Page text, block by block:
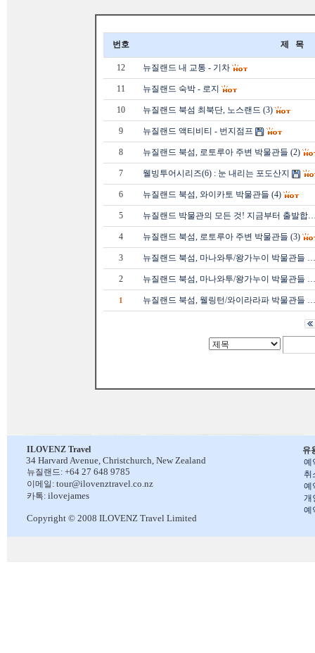
번호 제 목
12 뉴질랜드 내 교통 - 기차
11 뉴질랜드 숙박 - 로지
10 뉴질랜드 북섬 최북단, 노스랜드 (3)
9 뉴질랜드 액티비티 - 번지점프
8 뉴질랜드 북섬, 로토루아 주변 박물관들 (2)
7 웰빙투어시리즈(6) : 눈 내리는 포도산지
6 뉴질랜드 북섬, 와이카토 박물관들 (4)
5 뉴질랜드 박물관의 모든 것! 지금부터 출발합
4 뉴질랜드 북섬, 로토루아 주변 박물관들 (3)
3 뉴질랜드 북섬, 마나와투/왕가누이 박물관들 …
2 뉴질랜드 북섬, 마나와투/왕가누이 박물관들 …
1 뉴질랜드 북섬, 웰링턴/와이라라파 박물관들 …
유
예
취
예
개
예
ILOVENZ Travel
34 Harvard Avenue, Christchurch, New Zealand
뉴질랜드: +64 27 648 9785
이메일: tour@ilovenztravel.co.nz
카톡: ilovejames
Copyright © 2008 ILOVENZ Travel Limited